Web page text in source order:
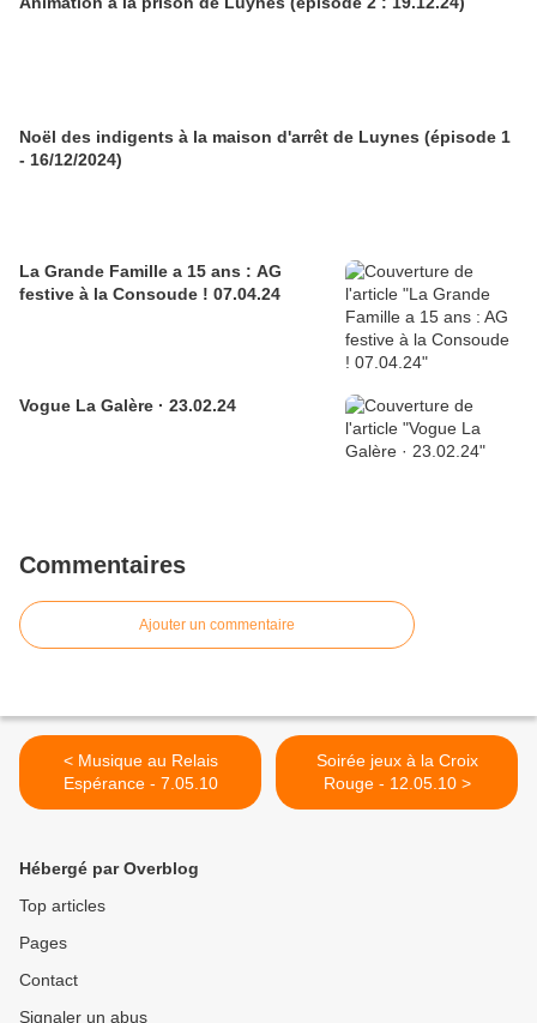
Noël des indigents à la maison d'arrêt de Luynes (épisode 1
- 16/12/2024)
La Grande Famille a 15 ans : AG
festive à la Consoude ! 07.04.24
Vogue La Galère · 23.02.24
Commentaires
Ajouter un commentaire
< Musique au Relais
Espérance - 7.05.10
Soirée jeux à la Croix
Rouge - 12.05.10 >
Hébergé par Overblog
Top articles
Pages
Contact
Signaler un abus